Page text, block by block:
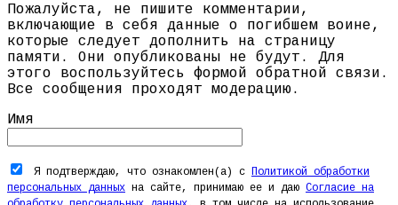
Пожалуйста, не пишите комментарии,
включающие в себя данные о погибшем воине,
которые следует дополнить на страницу
памяти. Они опубликованы не будут. Для
этого воспользуйтесь формой обратной связи.
Все сообщения проходят модерацию.
Имя
Я подтверждаю, что ознакомлен(а) с
Политикой обработки
персональных данных на сайте, принимаю ее и даю Согласие на